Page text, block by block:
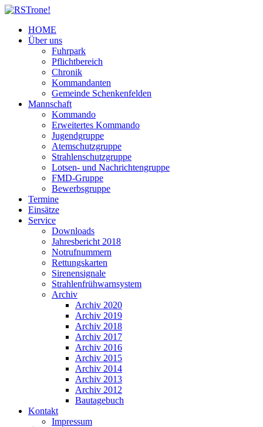
HOME
Über uns
Fuhrpark
Pflichtbereich
Chronik
Kommandanten
Gemeinde Schenkenfelden
Mannschaft
Kommando
Erweitertes Kommando
Jugendgruppe
Atemschutzgruppe
Strahlenschutzgruppe
Lotsen- und Nachrichtengruppe
FMD-Gruppe
Bewerbsgruppe
Termine
Einsätze
Service
Downloads
Jahresbericht 2018
Notrufnummern
Rettungskarten
Sirenensignale
Strahlenfrühwarnsystem
Archiv
Archiv 2020
Archiv 2019
Archiv 2018
Archiv 2017
Archiv 2016
Archiv 2015
Archiv 2014
Archiv 2013
Archiv 2012
Bautagebuch
Kontakt
Impressum